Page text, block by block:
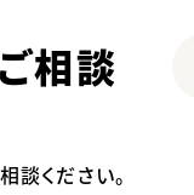
相談
談ください。